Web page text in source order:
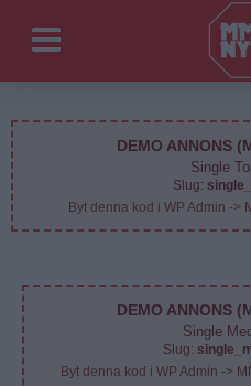
DEMO ANNONS
Single
Slug:
Byt denna kod i WP Admin ->
DEMO ANNONS
Single
Slug:
Byt denna kod i WP Admin ->